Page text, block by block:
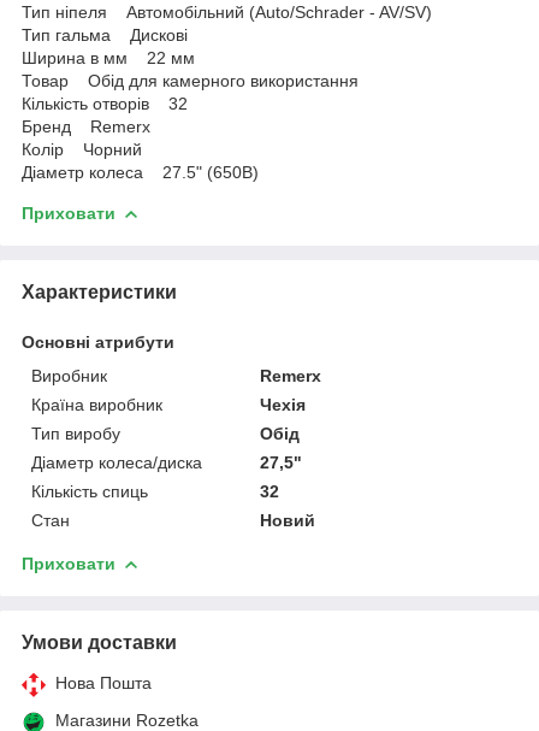
Тип ніпеля Автомобільний (Auto/Schrader - AV/SV)
Тип гальма Дискові
Ширина в мм 22 мм
Товар Обід для камерного використання
Кількість отворів 32
Бренд Remerx
Колір Чорний
Діаметр колеса 27.5" (650B)
Приховати
Характеристики
Основні атрибути
Виробник
Remerx
Країна виробник
Чехія
Тип виробу
Обід
Діаметр колеса/диска
27,5"
Кількість спиць
32
Стан
Новий
Приховати
Умови доставки
Нова Пошта
Магазини Rozetka